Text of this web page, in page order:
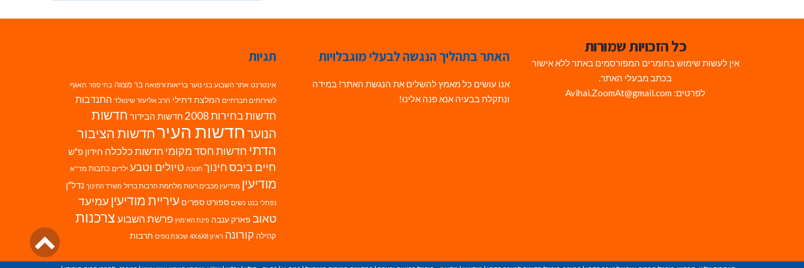
כל הזכויות שמורות
אין לעשות שימוש בחומרים המפורסמים באתר ללא אישור
בכתב מבעלי האתר.
לפרטים: Avihai.ZoomAt@gmail.com
האתר בתהליך הנגשה לבעלי מוגבלויות
אנו עושים כל מאמץ להשלים את הנגשת האתר! במידה
ונתקלת בבעיה אנא פנה אלינו!
תגיות
אינטרנט אתר השבוע בני נוער בריאות ורפואה בר מצווה בתי ספר האגף
לשירותים חברתיים המלצת דתילי הרב אליעזר שינוולד התנדבות
חדשות בחירות 2008 חדשות הבידור חדשות
הנוערחדשות העירחדשות הציבור
הדתי חדשות חסד מקומי חדשות כלכלה חידון פ"ש
חיים ביבסחינוך חנוכה טיולים וטבע ילדים כתבות מד"א
מודיעין מודיעין מכבים רעות מלחמת חרבות ברזל משרד החינוך נדל"ן
נפתלי בנט נשים ספורט ספרים עיריית מודיעין עמיעד
טאוב פארק ענבה פינת האימוץ פרשת השבועצרכנות
קהילה קורונה ראיון 4X6X8 שכונת נופים תרבות